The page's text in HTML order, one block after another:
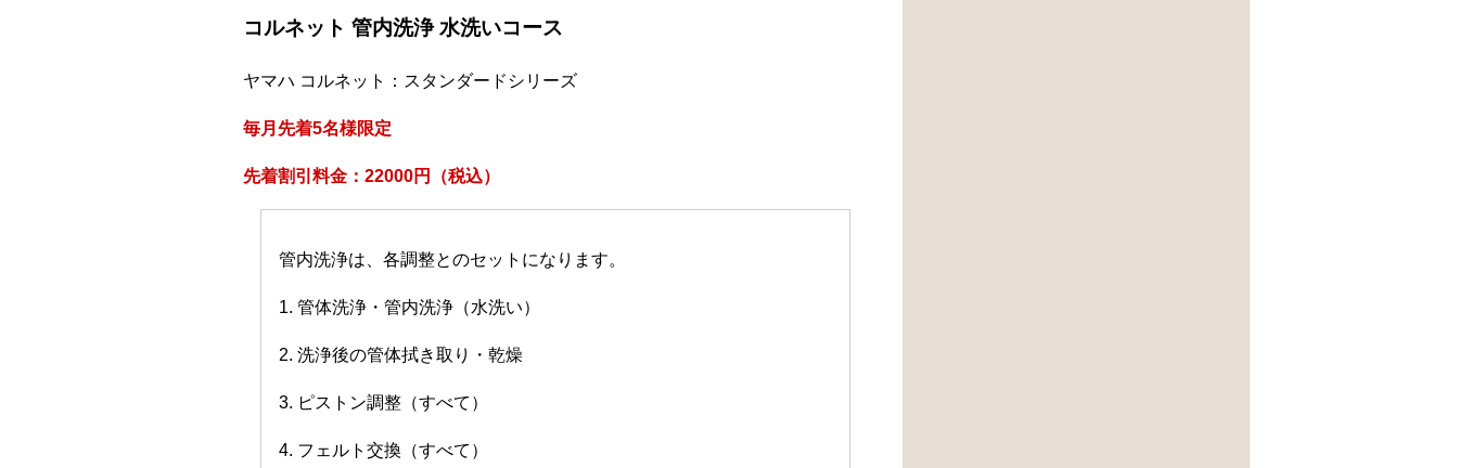
コルネット 管内洗浄 水洗いコース
ヤマハ コルネット：スタンダードシリーズ
毎月先着5名様限定
先着割引料金：22000円（税込）
管内洗浄は、各調整とのセットになります。
1. 管体洗浄・管内洗浄（水洗い）
2. 洗浄後の管体拭き取り・乾燥
3. ピストン調整（すべて）
4. フェルト交換（すべて）